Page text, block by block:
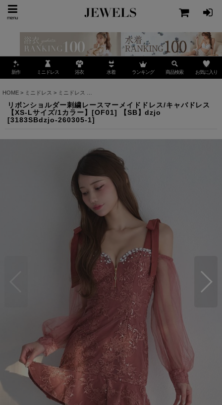
menu
新作 ミニドレス 浴衣 水着 ランキング 商品検索 お気に入り
HOME > ミニドレス > ミニドレス
リボンショルダー刺繍レースマーメイドドレス/キャバドレス
【XS-Lサイズ/1カラー】[OF01] 【SB】dzjo
[3183SBdzjo-260305-1]